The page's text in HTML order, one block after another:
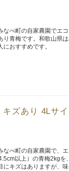
なべ町の自家農園でエ
り青梅です。和歌山県
におすすめです。
キズあり 4Lサ
なべ町の自家農園で、
以上）の青梅2kgを
にキズはありますが、